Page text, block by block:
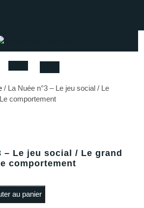
Open
Button
/ La Nuée n°3 – Le jeu social / Le
comportement
– Le jeu social / Le grand
comportement
n°3 - Le jeu social / Le grand
au panier